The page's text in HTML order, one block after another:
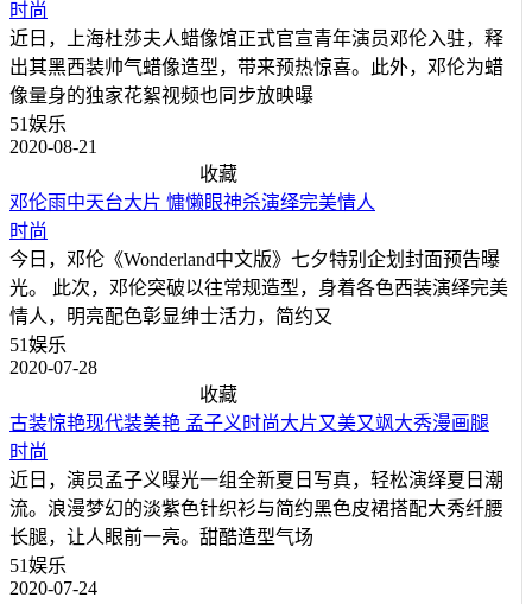
时尚
近日，上海杜莎夫人蜡像馆正式官宣青年演员邓伦入驻，释
出其黑西装帅气蜡像造型，带来预热惊喜。此外，邓伦为蜡
像量身的独家花絮视频也同步放映曝
51娱乐
2020-08-21
收藏
邓伦雨中天台大片 慵懒眼神杀演绎完美情人
时尚
今日，邓伦《Wonderland中文版》七夕特别企划封面预告曝
光。 此次，邓伦突破以往常规造型，身着各色西装演绎完美
情人，明亮配色彰显绅士活力，简约又
51娱乐
2020-07-28
收藏
古装惊艳现代装美艳 孟子义时尚大片又美又飒大秀漫画腿
时尚
近日，演员孟子义曝光一组全新夏日写真，轻松演绎夏日潮
流。浪漫梦幻的淡紫色针织衫与简约黑色皮裙搭配大秀纤腰
长腿，让人眼前一亮。甜酷造型气场
51娱乐
2020-07-24